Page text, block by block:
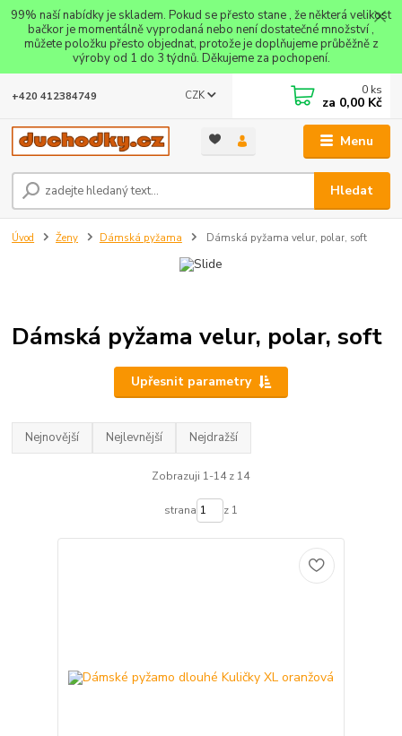
99% naší nabídky je skladem. Pokud se přesto stane , že některá velikost
bačkor je momentálně vyprodaná nebo není dostatečné množství ,
můžete položku přesto objednat, protože je doplňujeme průběžně z
výroby od 1 do 3 týdnů. Děkujeme za pochopení.
Menu
CZK
Hledat
+420 412384749 0 ks
za 0,00 Kč
Úvod Ženy Dámská pyžama Dámská pyžama velur, polar, soft
Dámská pyžama velur, polar, soft
Upřesnit parametry
Nejnovější Nejlevnější Nejdražší
Zobrazuji 1-14 z 14
strana z 1